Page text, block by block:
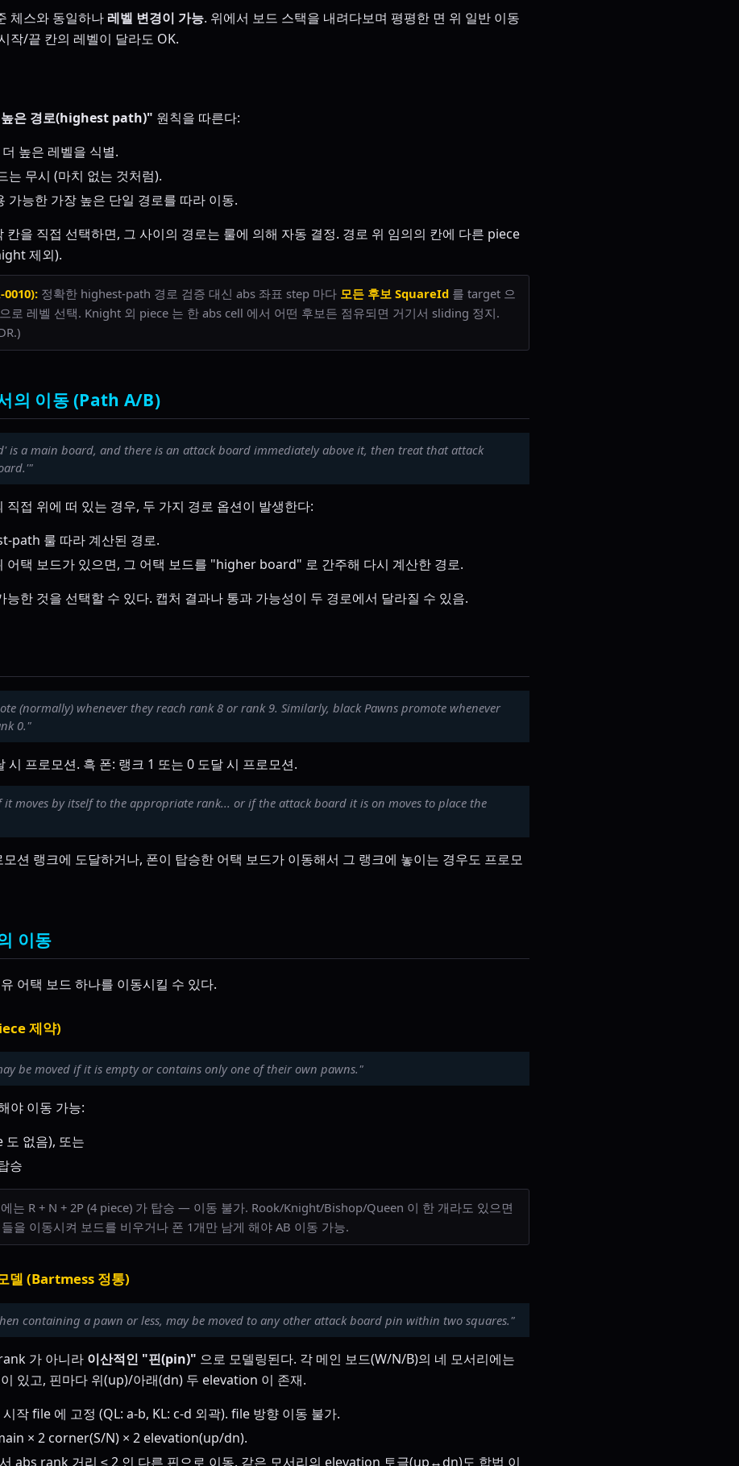
체스와 동일하나 레벨 변경이 가능. 위에서 보드 스택을 내려다보며 평평한 면 위 일반 이동
작/끝 칸의 레벨이 달라도 OK.
은 경로(highest path)" 원칙을 따른다:
높은 레벨을 식별.
는 무시 (마치 없는 것처럼).
가능한 가장 높은 단일 경로를 따라 이동.
칸을 직접 선택하면, 그 사이의 경로는 룰에 의해 자동 결정. 경로 위 임의의 칸에 다른 piece
제외).
0010): 정확한 highest-path 경로 검증 대신 abs 좌표 step 마다 모든 후보 SquareId 를 target 으
로 레벨 선택. Knight 외 piece 는 한 abs cell 에서 어떤 후보든 점유되면 거기서 sliding 정지.
의 이동 (Path A/B)
is a main board, and there is an attack board immediately above it, then treat that attack
직접 위에 떠 있는 경우, 두 가지 경로 옵션이 발생한다:
path 룰 따라 계산된 경로.
어택 보드가 있으면, 그 어택 보드를 "higher board" 로 간주해 다시 계산한 경로.
능한 것을 선택할 수 있다. 캡처 결과나 통과 가능성이 두 경로에서 달라질 수 있음.
(normally) whenever they reach rank 8 or rank 9. Similarly, black Pawns promote whenever
0."
시 프로모션. 흑 폰: 랭크 1 또는 0 도달 시 프로모션.
it moves by itself to the appropriate rank... or if the attack board it is on moves to place the
션 랭크에 도달하거나, 폰이 탑승한 어택 보드가 이동해서 그 랭크에 놓이는 경우도 프로모
이동
어택 보드 하나를 이동시킬 수 있다.
제약)
be moved if it is empty or contains only one of their own pawns."
야 이동 가능:
도 없음), 또는
승
는 R + N + 2P (4 piece) 가 탑승 — 이동 불가. Rook/Knight/Bishop/Queen 이 한 개라도 있으면
을 이동시켜 보드를 비우거나 폰 1개만 남게 해야 AB 이동 가능.
델 (Bartmess 정통)
containing a pawn or less, may be moved to any other attack board pin within two squares."
가 아니라 이산적인 "핀(pin)" 으로 모델링된다. 각 메인 보드(W/N/B)의 네 모서리에는
있고, 핀마다 위(up)/아래(dn) 두 elevation 이 존재.
시작 file 에 고정 (QL: a-b, KL: c-d 외곽). file 방향 이동 불가.
× 2 corner(S/N) × 2 elevation(up/dn).
abs rank 거리 ≤ 2 인 다른 핀으로 이동. 같은 모서리의 elevation 토글(up↔dn)도 합법 이